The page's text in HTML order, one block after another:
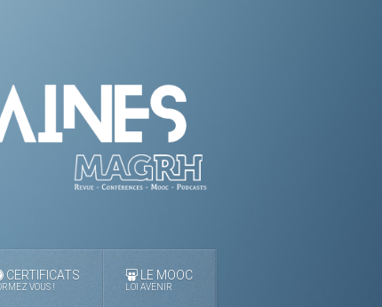
CERTIFICATS
VOUS !
LE MOOC
LOI AVENIR